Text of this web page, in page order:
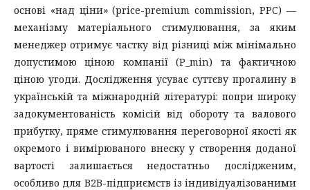
основі «над ціни» (price-premium commission, PPC) —
механізму матеріального стимулювання, за яким
менеджер отримує частку від різниці між мінімально
допустимою ціною компанії (P_min) та фактичною
ціною угоди. Дослідження усуває суттєву прогалину в
українській та міжнародній літературі: попри широку
задокументованість комісій від обороту та валового
прибутку, пряме стимулювання переговорної якості як
окремого і вимірюваного внеску у створення доданої
вартості залишається недостатньо дослідженим,
особливо для B2B-підприємств із індивідуалізованими